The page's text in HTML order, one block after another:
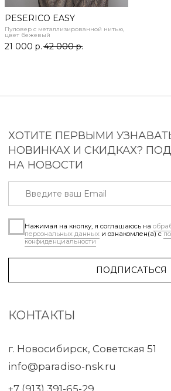
PESERICO EASY
Пуловер с металлизированной нитью,
цвет бежевый
21 000 р. 42 000 р.
Таблица размеров
Публичная оферта
WhatsApp
ИП Ларионова Виктория
Владимировна
ИНН 540428691760